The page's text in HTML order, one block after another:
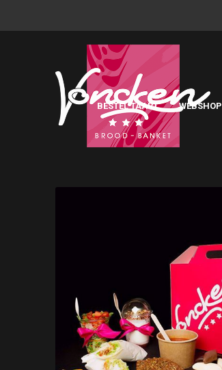
BESTEL TAART WEBSHOP